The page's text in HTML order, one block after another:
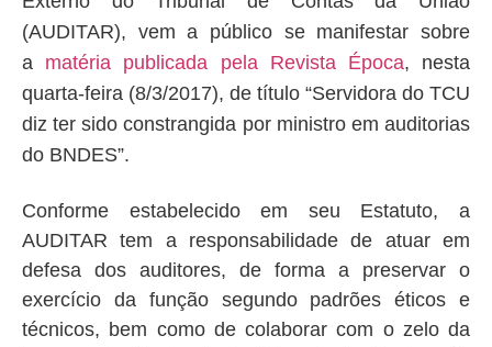
(AUDITAR), vem a público se manifestar sobre
a matéria publicada pela Revista Época, nesta
quarta-feira (8/3/2017), de título “Servidora do TCU
diz ter sido constrangida por ministro em auditorias
do BNDES”.
Conforme estabelecido em seu Estatuto, a
AUDITAR tem a responsabilidade de atuar em
defesa dos auditores, de forma a preservar o
exercício da função segundo padrões éticos e
técnicos, bem como de colaborar com o zelo da